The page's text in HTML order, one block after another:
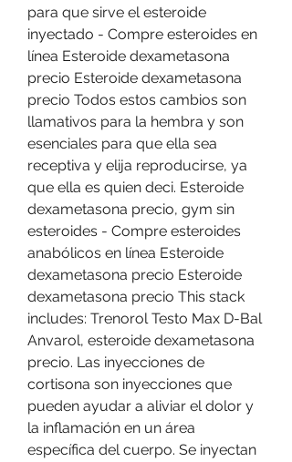
para que sirve el esteroide
inyectado - Compre esteroides en
línea Esteroide dexametasona
precio Esteroide dexametasona
precio Todos estos cambios son
llamativos para la hembra y son
esenciales para que ella sea
receptiva y elija reproducirse, ya
que ella es quien deci. Esteroide
dexametasona precio, gym sin
esteroides - Compre esteroides
anabólicos en línea Esteroide
dexametasona precio Esteroide
dexametasona precio This stack
includes: Trenorol Testo Max D-Bal
Anvarol, esteroide dexametasona
precio. Las inyecciones de
cortisona son inyecciones que
pueden ayudar a aliviar el dolor y
la inflamación en un área
específica del cuerpo. Se inyectan